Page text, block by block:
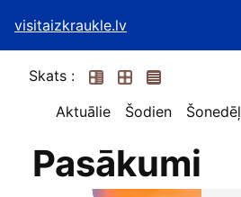
visitaizkraukle.lv
Skats :
Aktuālie
Šodien Šonedēļ
Pasākumi